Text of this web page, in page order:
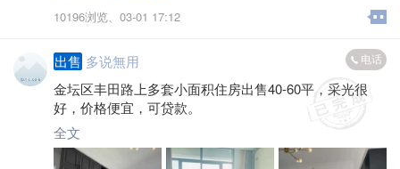
10196浏览、 03-01 17:12
出售 多说無用 电话
金坛区丰田路上多套小面积住房出售40-60平，采光很
好，价格便宜，可贷款。
全文